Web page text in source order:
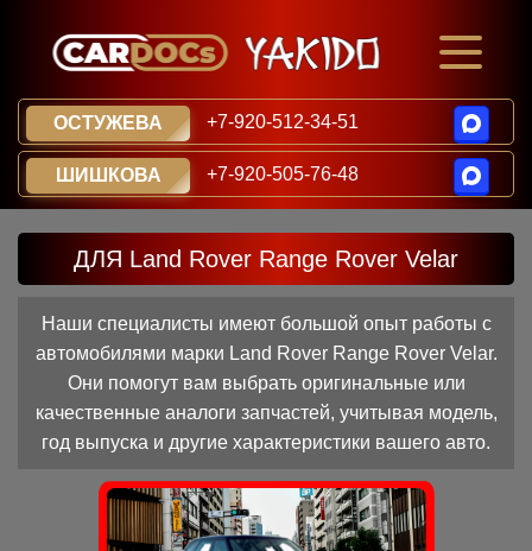
ОСТУЖЕВА +7-920-512-34-51
ШИШКОВА +7-920-505-76-48
ДЛЯ Land Rover Range Rover Velar
Наши специалисты имеют большой опыт работы с
автомобилями марки Land Rover Range Rover Velar.
Они помогут вам выбрать оригинальные или
качественные аналоги запчастей, учитывая модель,
год выпуска и другие характеристики вашего авто.